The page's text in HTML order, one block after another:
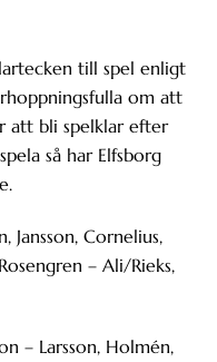
till spel enligt
om att
att bli spelklar efter
så har Elfsborg
Jansson, Cornelius,
– Ali/Rieks,
– Larsson, Holmén,